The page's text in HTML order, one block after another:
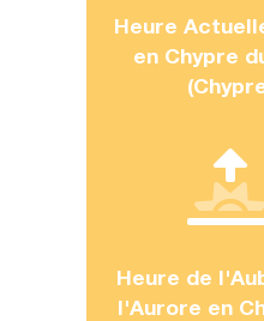
Heure
en Chypre
Heure de
l'Aurore en